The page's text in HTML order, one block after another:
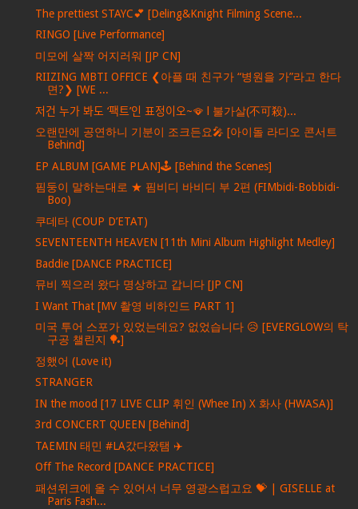
The prettiest STAYC💕 [Deling&Knight Filming Scene...
RINGO [Live Performance]
미모에 살짝 어지러워 [JP CN]
RIIZING MBTI OFFICE ❮아플 때 친구가 “병원을 가”라고 한다
면?❯ [WE ...
저건 누가 봐도 ‘팩트’인 표정이오~🪭 l 불가살(不可殺)...
오랜만에 공연하니 기분이 조크든요🎤 [아이돌 라디오 콘서트
Behind]
EP ALBUM [GAME PLAN]🕹 [Behind the Scenes]
핌둥이 말하는대로 ★ 핌비디 바비디 부 2편 (FIMbidi-Bobbidi-
Boo)
쿠데타 (COUP D’ETAT)
SEVENTEENTH HEAVEN [11th Mini Album Highlight Medley]
Baddie [DANCE PRACTICE]
뮤비 찍으러 왔다 명상하고 갑니다 [JP CN]
I Want That [MV 촬영 비하인드 PART 1]
미국 투어 스포가 있었는데요? 없었습니다 😥 [EVERGLOW의 탁
구공 챌린지 🏓]
정했어 (Love it)
STRANGER
IN the mood [17 LIVE CLIP 휘인 (Whee In) X 화사 (HWASA)]
3rd CONCERT QUEEN [Behind]
TAEMIN 태민 #LA갔다왔탬 ✈️
Off The Record [DANCE PRACTICE]
패션위크에 올 수 있어서 너무 영광스럽고요 💝 | GISELLE at
Paris Fash...